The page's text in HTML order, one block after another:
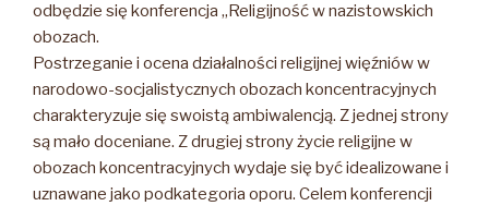
odbędzie się konferencja „Religijność w nazistowskich
obozach.
Postrzeganie i ocena działalności religijnej więźniów w
narodowo-socjalistycznych obozach koncentracyjnych
charakteryzuje się swoistą ambiwalencją. Z jednej strony
są mało doceniane. Z drugiej strony życie religijne w
obozach koncentracyjnych wydaje się być idealizowane i
uznawane jako podkategoria oporu. Celem konferencji